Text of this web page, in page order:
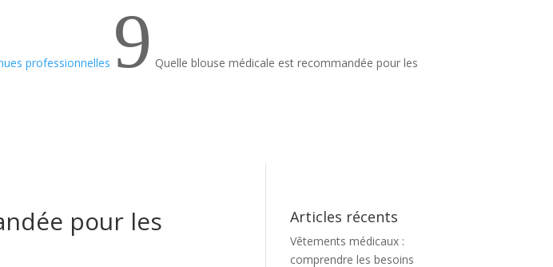
professionnelles 9 Quelle blouse médicale est recommandée pour les
pour les Articles récents
Vêtements médicaux :
comprendre les besoins